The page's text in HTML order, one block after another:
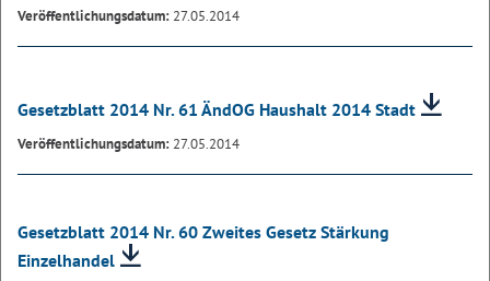
Veröffentlichungsdatum: 27.05.2014
Gesetzblatt 2014 Nr. 61 ÄndOG Haushalt 2014 Stadt
Veröffentlichungsdatum: 27.05.2014
Gesetzblatt 2014 Nr. 60 Zweites Gesetz Stärkung
Einzelhandel